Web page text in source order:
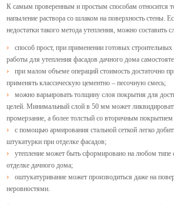
К самым проверенным и простым способам относится
напыление раствора со шлаком на поверхность стены.
недостатки такого метода утепления, можно составить
способ прост, при применении готовых
работы для утепления фасадов дачного дома
при малом объеме операций стоимость достаточно
применять классическую цементно – песочную смесь;
можно варьировать толщину слоя покрытия для
целей. Минимальный слой в 50 мм может
промерзание, а более толстый со вторичным
с помощью армирования стальной сеткой легко
штукатурки при отделке фасадов;
утепление может быть сформировано на любом типе
отделке дачного дома;
оштукатуривание может производиться даже на
неровностями.